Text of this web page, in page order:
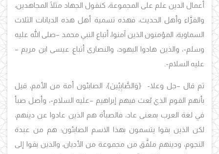
أعمال الدين علم على المجموعة، كنقول الجهاد مثلًا المجاهدين،
والقرَّاء وأهل الحديث، فهذه تسمية أهل هذه الديانات الثلاث
السماوية، المؤمنون الذين آمنوا، أتباع النبي محمد –صلى الله عليه
وسلم-، والذين هادوا اليهود، والنصارى أتباع عيسى ابن مريم –
عليه السلام-.
ثم قال –جل وعلا- {وَالصَّابِئِينَ}، الصابئون أمة من الأمم، قيل
بأنهم القوم الذي بُعث فيهم إبراهيم –عليه السلام-، وأصل صبأ
في لغة العرب بمعنى عاد، فالصبأة هم الذين عادوا عن دينهم،
لكن الذين بقوا يتسمون بهذا الاسم الصابئون؛ هم من عبدة
النجوم، ودينهم ملفَّق من مجموعة من الأديان، والذين بقوا إلى